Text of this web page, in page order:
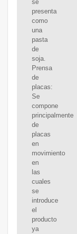
se
presenta
como
una
pasta
de
soja.
Prensa
de
placas:
Se
compone
principalmente
de
placas
en
movimiento
en
las
cuales
se
introduce
el
producto
ya